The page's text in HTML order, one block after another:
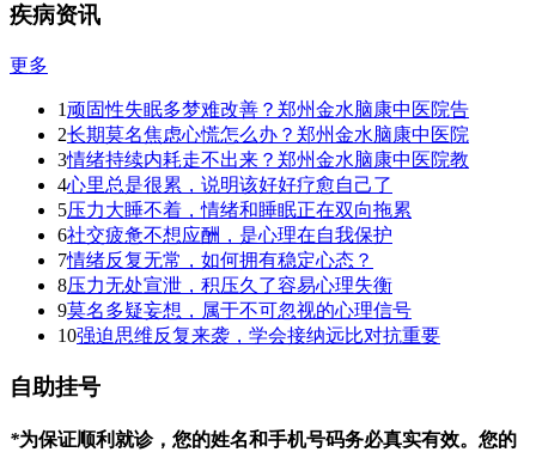
疾病资讯
更多
1顽固性失眠多梦难改善？郑州金水脑康中医院告
2长期莫名焦虑心慌怎么办？郑州金水脑康中医院
3情绪持续内耗走不出来？郑州金水脑康中医院教
4心里总是很累，说明该好好疗愈自己了
5压力大睡不着，情绪和睡眠正在双向拖累
6社交疲惫不想应酬，是心理在自我保护
7情绪反复无常，如何拥有稳定心态？
8压力无处宣泄，积压久了容易心理失衡
9莫名多疑妄想，属于不可忽视的心理信号
10强迫思维反复来袭，学会接纳远比对抗重要
自助挂号
*为保证顺利就诊，您的姓名和手机号码务必真实有效。您的